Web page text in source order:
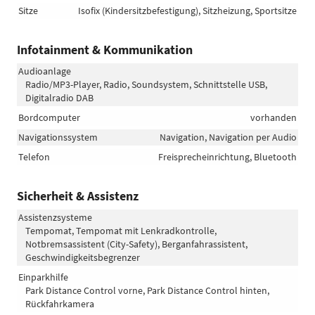
Sitze Isofix (Kindersitzbefestigung), Sitzheizung, Sportsitze
Infotainment & Kommunikation
Audioanlage
Radio/MP3-Player, Radio, Soundsystem, Schnittstelle USB,
Digitalradio DAB
Bordcomputer
vorhanden
Navigationssystem
Navigation, Navigation per Audio
Telefon
Freisprecheinrichtung, Bluetooth
Sicherheit & Assistenz
Assistenzsysteme
Tempomat, Tempomat mit Lenkradkontrolle,
Notbremsassistent (City-Safety), Berganfahrassistent,
Geschwindigkeitsbegrenzer
Einparkhilfe
Park Distance Control vorne, Park Distance Control hinten,
Rückfahrkamera